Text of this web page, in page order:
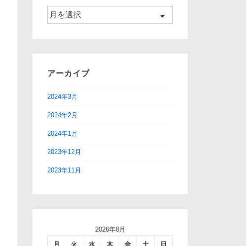
ア
アーカイブ
2024年3月
2024年2月
2024年1月
2023年12月
2023年11月
2026年8月
月
火 水 木 金 土 日